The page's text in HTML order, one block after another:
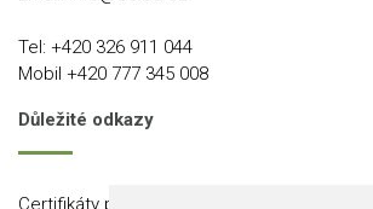
Tel: +420 326 911 044
Mobil +420 777 345 008
Důležité odkazy
Certifikáty produktů